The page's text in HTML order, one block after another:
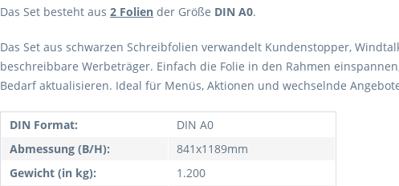
Das Set besteht aus 2 Folien der Größe DIN A0.
Das Set aus schwarzen Schreibfolien verwandelt Kundenstopper,
beschreibbare Werbeträger. Einfach die Folie in den Rahmen
Bedarf aktualisieren. Ideal für Menüs, Aktionen und wechselnde
DIN Format:
DIN A0
Abmessung (B/H):
841x1189mm
Gewicht (in kg):
1.200